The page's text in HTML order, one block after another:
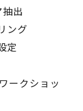
出
ング
定
ークショッ